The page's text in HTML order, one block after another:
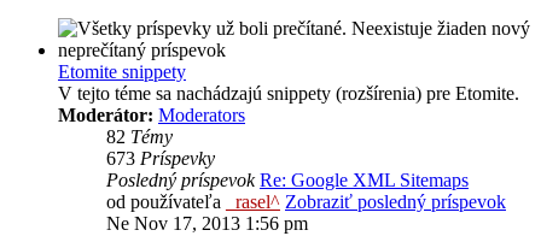
Etomite snippety
V tejto téme sa nachádzajú snippety (rozšírenia) pre Etomite.
Moderátor: Moderators
82 Témy
673 Príspevky
Posledný príspevok Re: Google XML Sitemaps
od používateľa
_rasel^ Zobraziť posledný príspevok
Ne Nov 17, 2013 1:56 pm